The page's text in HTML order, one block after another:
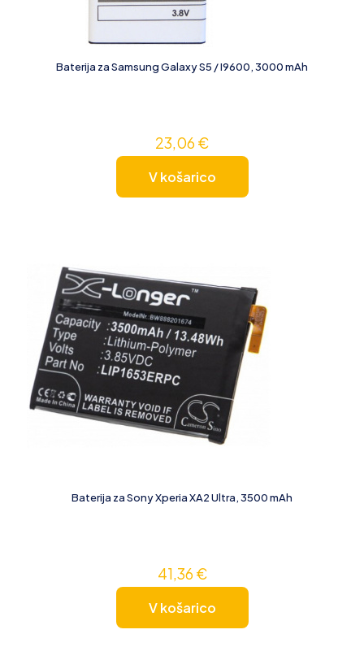
Baterija za Samsung Galaxy S5 / I9600, 3000 mAh
23,06€
V košarico
Baterija za Sony Xperia XA2 Ultra, 3500 mAh
41,36€
V košarico